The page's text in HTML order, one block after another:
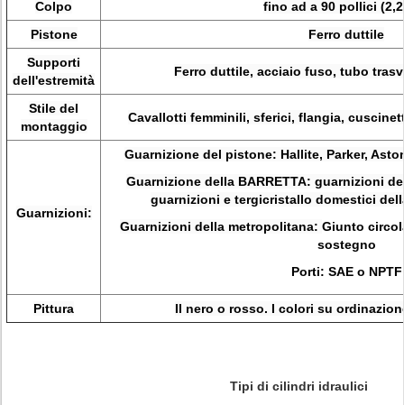
Colpo
fino ad a 90 pollici
Pistone
Ferro duttile
Supporti
dell'estremità
Ferro duttile, acciaio fuso, tubo
Stile del
montaggio
Cavallotti femminili, sferici, flangia,
Guarnizioni:
Guarnizione del pistone: Hallite, Parker,
Guarnizione della BARRETTA: guarnizioni
guarnizioni e tergicristallo domestici
Guarnizioni della metropolitana: Giunto
sostegno
Porti: SAE o NPTF
Pittura Il nero o rosso. I colori su
Tipi di cilindri idraulici